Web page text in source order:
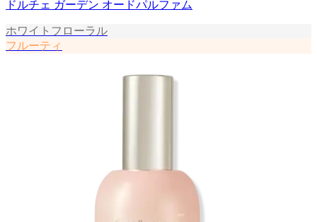
ドルチェ ガーデン オードパルファム
ホワイトフローラル
フルーティ